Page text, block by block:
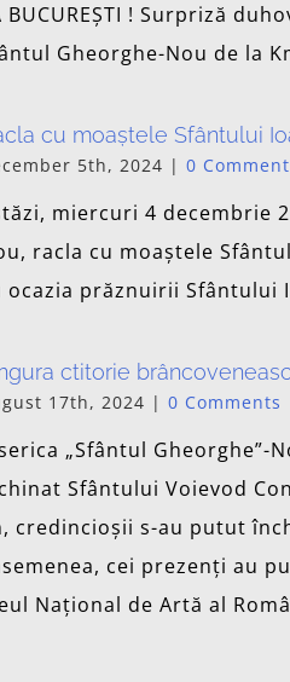
BUCUREȘTI ! Surpriză
Gheorghe-Nou de la
cu moaștele Sfântului
5th, 2024 | 0
miercuri 4 decembrie
racla cu moaștele
ocazia prăznuirii Sfântului
ctitorie
17th, 2024 | 0 Comments
„Sfântul
Sfântului Voievod
credincioșii s-au putut
cei prezenți au
Național de Artă al